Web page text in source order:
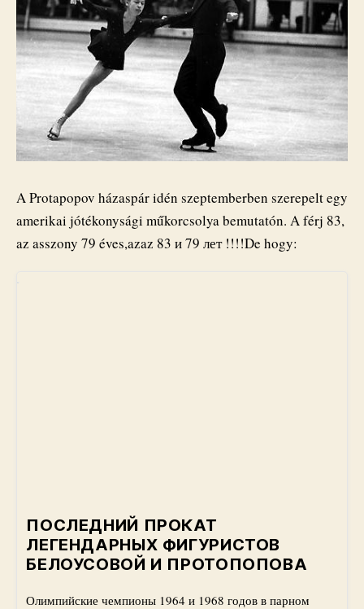
A Protapopov házaspár idén szeptemberben szerepelt egy
amerikai jótékonysági műkorcsolya bemutatón. A férj 83,
az asszony 79 éves,azaz 83 и 79 лет !!!!De hogy:
ПОСЛЕДНИЙ ПРОКАТ
ЛЕГЕНДАРНЫХ ФИГУРИСТОВ
БЕЛОУСОВОЙ И ПРОТОПОПОВА
Олимпийские чемпионы 1964 и 1968 годов в парном